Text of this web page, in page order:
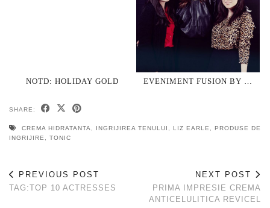
NOTD: HOLIDAY GOLD EVENIMENT FUSION BY …
SHARE:
CREMA HIDRATANTA INGRIJIREA TENULUI LIZ EARLE
PRODUSE DE
INGRIJIRE
TONIC
PREVIOUS POST
TAG:TOP 10 ACTRESSES
NEXT POST
PRIMA IMPRESIE CREMA
ANTICELULITICA REVICEL